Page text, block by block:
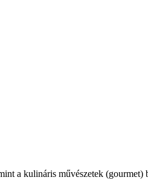
a kulináris művészetek (gourmet)